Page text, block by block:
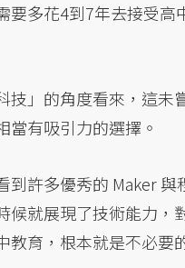
要多花4到7年去接受高
技」的角度看來，這未
當有吸引力的選擇。
到許多優秀的 Maker 與
候就展現了技術能力，
教育，根本就是不必要